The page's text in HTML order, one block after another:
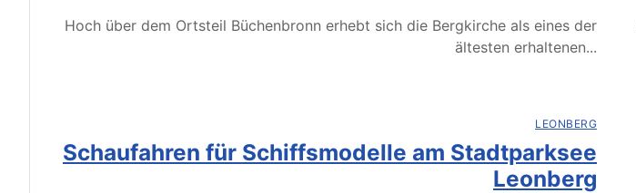
Hoch über dem Ortsteil Büchenbronn erhebt sich die Bergkirche als eines der
ältesten erhaltenen...
LEONBERG
Schaufahren für Schiffsmodelle am Stadtparksee
Leonberg